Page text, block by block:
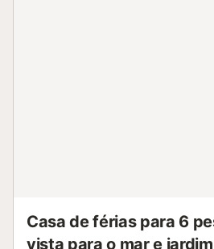
Casa de férias para 6
vista para o mar e jardim